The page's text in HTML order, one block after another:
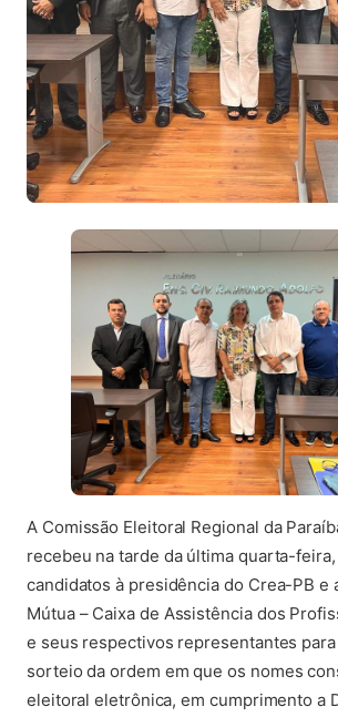
A Comissão Eleitoral Regional da
recebeu na tarde da última quarta-feira,
candidatos à presidência do Crea-PB e
Mútua – Caixa de Assistência dos
e seus respectivos representantes
sorteio da ordem em que os nomes
eleitoral eletrônica, em cumprimento a